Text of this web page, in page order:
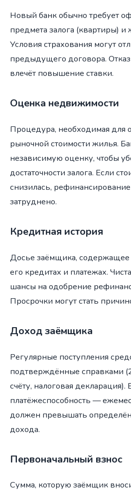
Новый банк обычно требует
предмета залога (квартиры)
Условия страхования могут
предыдущего договора. Отказ
влечёт повышение ставки.
Оценка недвижимости
Процедура, необходимая для
рыночной стоимости жилья.
независимую оценку, чтобы
достаточности залога. Если
снизилась,
затруднено.
Кредитная история
Досье заёмщика,
его кредитах и платежах.
шансы на одобрение
Просрочки могут стать
Доход заёмщика
Регулярные поступления
подтверждённые справками
счёту, налоговая
платёжеспособность —
должен превышать
дохода.
Первоначальный взнос
Сумма, которую заёмщик